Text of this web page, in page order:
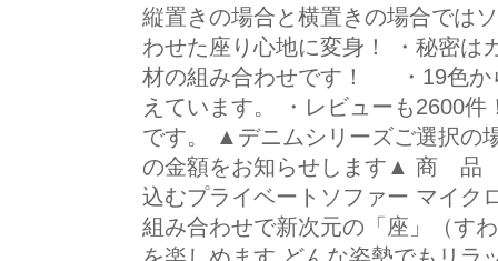
縦置きの場合と横置きの場合では
わせた座り心地に変身！ ・秘密は
材の組み合わせです！ ・19色か
えています。 ・レビューも2600
です。 ▲デニムシリーズご選択の
の金額をお知らせします▲ 商
込むプライベートソファー マイク
組み合わせで新次元の「座」（す